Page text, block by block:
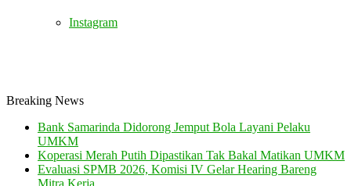
Instagram
Breaking News
Bank Samarinda Didorong Jemput Bola Layani Pelaku
UMKM
Koperasi Merah Putih Dipastikan Tak Bakal Matikan UMKM
Evaluasi SPMB 2026, Komisi IV Gelar Hearing Bareng
Mitra Kerja